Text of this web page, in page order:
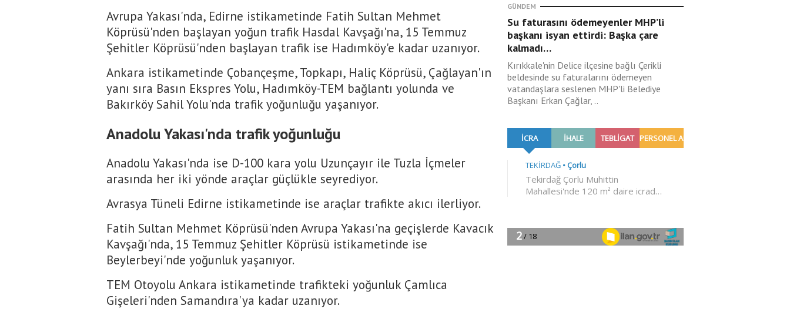
Avrupa Yakası'nda, Edirne istikametinde Fatih Sultan Mehmet
Köprüsü'nden başlayan yoğun trafik Hasdal Kavşağı'na, 15 Temmuz
Şehitler Köprüsü'nden başlayan trafik ise Hadımköy'e kadar uzanıyor.
Ankara istikametinde Çobançeşme, Topkapı, Haliç Köprüsü, Çağlayan'ın
yanı sıra Basın Ekspres Yolu, Hadımköy-TEM bağlantı yolunda ve
Bakırköy Sahil Yolu'nda trafik yoğunluğu yaşanıyor.
Anadolu Yakası'nda trafik yoğunluğu
Anadolu Yakası'nda ise D-100 kara yolu Uzunçayır ile Tuzla İçmeler
arasında her iki yönde araçlar güçlükle seyrediyor.
Avrasya Tüneli Edirne istikametinde ise araçlar trafikte akıcı ilerliyor.
Fatih Sultan Mehmet Köprüsü'nden Avrupa Yakası'na geçişlerde Kavacık
Kavşağı'nda, 15 Temmuz Şehitler Köprüsü istikametinde ise
Beylerbeyi'nde yoğunluk yaşanıyor.
TEM Otoyolu Ankara istikametinde trafikteki yoğunluk Çamlıca
Gişeleri'nden Samandıra'ya kadar uzanıyor.
GÜNDEM
Su faturasını ödemeyenler MHP’li
başkanı isyan ettirdi: Başka çare
kalmadı…
Kırıkkale'nin Delice ilçesine bağlı Çerikli
beldesinde su faturalarını ödemeyen
vatandaşlara seslenen MHP'li Belediye
Başkanı Erkan Çağlar, ..